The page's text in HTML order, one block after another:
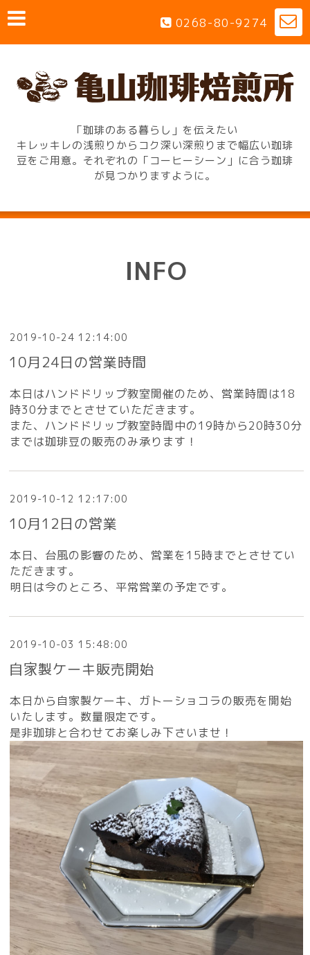
0268-80-9274
「珈琲のある暮らし」を伝えたい
キレッキレの浅煎りからコク深い深煎りまで幅広い珈琲
豆をご用意。それぞれの「コーヒーシーン」に合う珈琲
が見つかりますように。
INFO
2019-10-24 12:14:00
10月24日の営業時間
本日はハンドドリップ教室開催のため、営業時間は18
時30分までとさせていただきます。
また、ハンドドリップ教室時間中の19時から20時30分
までは珈琲豆の販売のみ承ります！
2019-10-12 12:17:00
10月12日の営業
本日、台風の影響のため、営業を15時までとさせてい
ただきます。
明日は今のところ、平常営業の予定です。
2019-10-03 15:48:00
自家製ケーキ販売開始
本日から自家製ケーキ、ガトーショコラの販売を開始
いたします。数量限定です。
是非珈琲と合わせてお楽しみ下さいませ！